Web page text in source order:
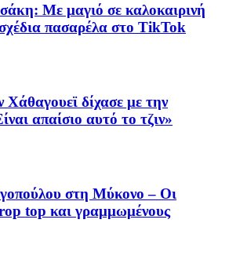
Με μαγιό σε καλοκαιρινή
πασαρέλα στο TikTok
δίχασε με την
απαίσιο αυτό το τζιν»
στη Μύκονο – Οι
top και γραμμωμένους